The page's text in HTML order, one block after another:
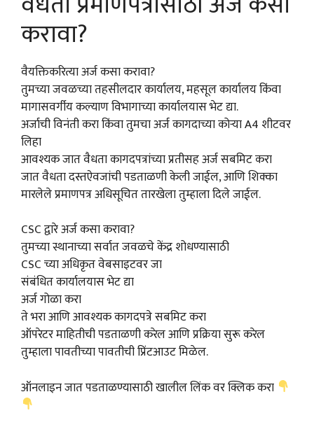
करावा?
वैयक्तिकरित्या अर्ज कसा करावा?
तुमच्या जवळच्या तहसीलदार कार्यालय, महसूल कार्यालय किंवा
मागासवर्गीय कल्याण विभागाच्या कार्यालयास भेट द्या.
अर्जाची विनंती करा किंवा तुमचा अर्ज कागदाच्या कोऱ्या A4 शीटवर
लिहा
आवश्यक जात वैधता कागदपत्रांच्या प्रतीसह अर्ज सबमिट करा
जात वैधता दस्तऐवजांची पडताळणी केली जाईल, आणि शिक्का
मारलेले प्रमाणपत्र अधिसूचित तारखेला तुम्हाला दिले जाईल.
CSC द्वारे अर्ज कसा करावा?
तुमच्या स्थानाच्या सर्वात जवळचे केंद्र शोधण्यासाठी
CSC च्या अधिकृत वेबसाइटवर जा
संबंधित कार्यालयास भेट द्या
अर्ज गोळा करा
ते भरा आणि आवश्यक कागदपत्रे सबमिट करा
ऑपरेटर माहितीची पडताळणी करेल आणि प्रक्रिया सुरू करेल
तुम्हाला पावतीच्या पावतीची प्रिंटआउट मिळेल.
ऑनलाइन जात पडताळण्यासाठी खालील लिंक वर क्लिक करा